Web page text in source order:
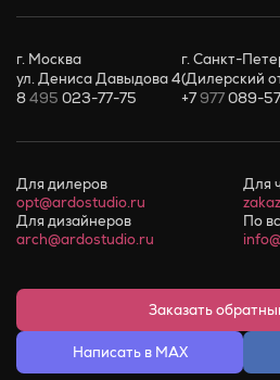
г. Москва
ул. Дениса Давыдова 4
8495 023-77-75
г. Санкт-
(Дилерский
+7977089-
Для дилеров
opt@ardostudio.ru
Для
Для дизайнеров
arch@ardostudio.ru
По
Заказать
Написать в MAX